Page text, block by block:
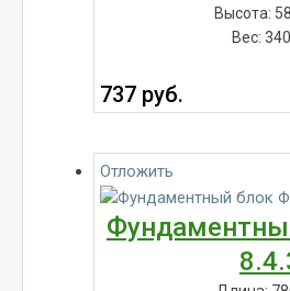
Высота:
Вес:
737 руб.
Отложить